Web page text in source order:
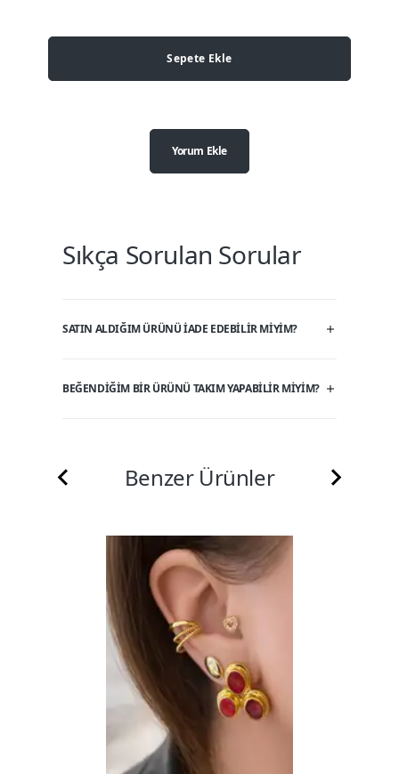
Sepete Ekle
Yorum Ekle
Sıkça Sorulan Sorular
SATIN ALDIĞIM ÜRÜNÜ IADE EDEBILIR MIYIM?
BEĞENDIĞIM BIR ÜRÜNÜ TAKIM YAPABILIR MIYIM?
Benzer Ürünler